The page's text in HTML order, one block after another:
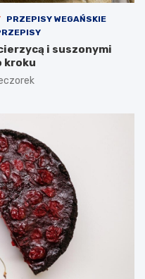
PRZEPISY WEGAŃSKIE
i suszonymi
kroku